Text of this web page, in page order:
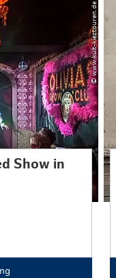
© www.kult-kieztouren.de
Show in